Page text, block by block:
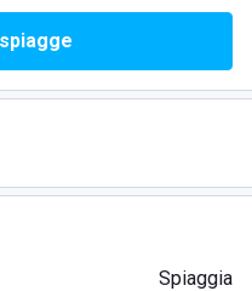
Spiaggia